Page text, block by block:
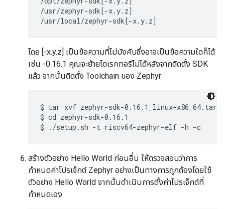
/usr/zephyr-sdk[-x.y.z]
โดย [-x.y.z] เป็นข้อความที่ไม่บังคับซึ่งอาจเป็นข้อความใดก็ได้
เช่น -0.16.1 คุณจะย้ายไดเรกทอรีไม่ได้หลังจากติดตั้ง SDK
แล้ว จากนั้นติดตั้ง Toolchain ของ Zephyr
$ tar xvf zephyr-sdk-0.16.1_linux-
$ cd zephyr-sdk-0.16.1
สร้างตัวอย่าง Hello World ก่อนอื่น ให้ตรวจสอบว่าการ
กำหนดค่าโปรเจ็กต์ Zephyr อย่างเป็นทางการถูกต้องโดยใช้
ตัวอย่าง Hello World จากนั้นดำเนินการตั้งค่าโปรเจ็กต์ที่
กำหนดเอง